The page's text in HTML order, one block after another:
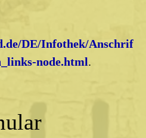
DE/Infothek/Anschrif
node.html.